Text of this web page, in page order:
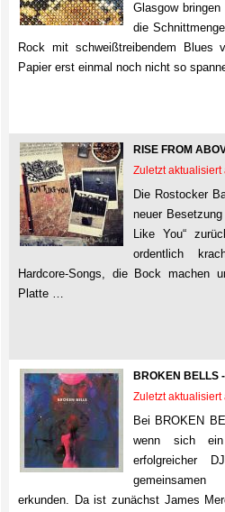
Glasgow
die
Rock mit schweißtreibendem Blues
Papier erst einmal noch nicht so
RISE FROM
Zuletzt
Die Rostocker
neuer
Like You“
ordentlich
Hardcore-Songs, die Bock machen
Platte …
BROKEN BELLS
Zuletzt aktualisiert
Bei BROKEN
wenn sich ein
erfolgreicher
erkunden. Da ist zunächst James